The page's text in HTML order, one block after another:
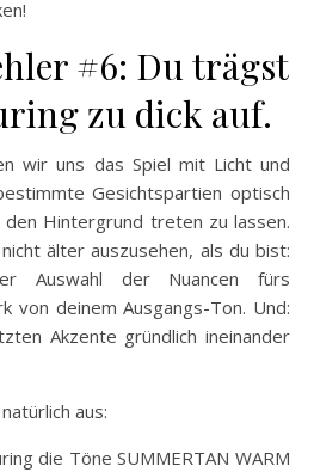
#6: Du trägst
zu dick auf.
wir uns das Spiel mit Licht und
Gesichtspartien optisch
Hintergrund treten zu lassen.
älter auszusehen, als du bist:
Auswahl der Nuancen fürs
von deinem Ausgangs-Ton. Und:
Akzente gründlich ineinander
aus:
die Töne SUMMERTAN WARM